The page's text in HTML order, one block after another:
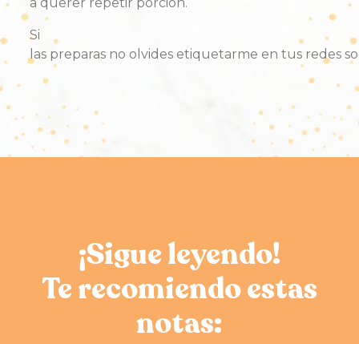
Si
las preparas no olvides etiquetarme en tus redes
¡Sigue leyendo!
Te recomiendo estas
notas: